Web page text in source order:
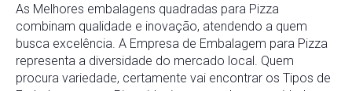
As Melhores embalagens quadradas para Pizza
combinam qualidade e inovação, atendendo a quem
busca excelência. A Empresa de Embalagem para Pizza
representa a diversidade do mercado local. Quem
procura variedade, certamente vai encontrar os Tipos de